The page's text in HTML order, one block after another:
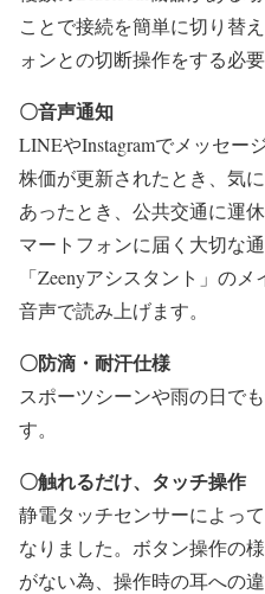
ことで接続を簡単に切り替
ォンとの切断操作をする必
〇音声通知
LINEやInstagramでメッセー
株価が更新されたとき、気
あったとき、公共交通に運
マートフォンに届く大切な
「Zeenyアシスタント」の
音声で読み上げます。
〇防滴・耐汗仕様
スポーツシーンや雨の日で
す。
〇触れるだけ、タッチ操作
静電タッチセンサーによっ
なりました。ボタン操作の
がない為、操作時の耳への